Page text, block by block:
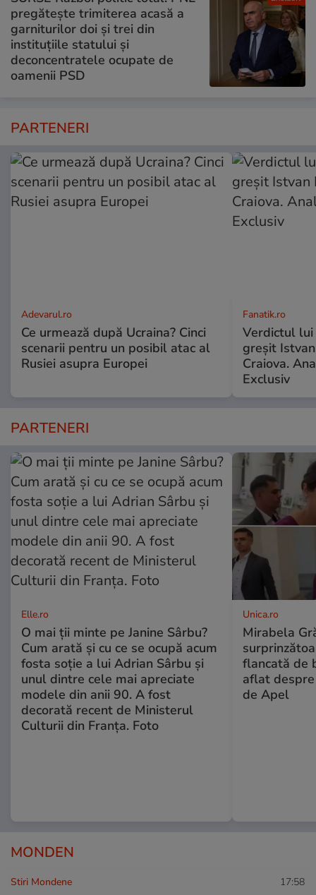
pregătește trimiterea acasă a
garniturilor doi și trei din
instituțiile statului și
deconcentratele ocupate de
oamenii PSD
PARTENERI
Adevarul.ro
Ce urmează după Ucraina? Cinci
scenarii pentru un posibil atac al
Rusiei asupra Europei
Fanatik.ro
Verdictul lui
greșit
Craiova.
Exclusiv
PARTENERI
Elle.ro
O mai ții minte pe Janine Sârbu?
Cum arată și cu ce se ocupă acum
fosta soție a lui Adrian Sârbu și
unul dintre cele mai apreciate
modele din anii 90. A fost
decorată recent de Ministerul
Culturii din Franța. Foto
Unica.ro
Mirabela
flancată de
aflat
de Apel
MONDEN
Stiri Mondene 17:58